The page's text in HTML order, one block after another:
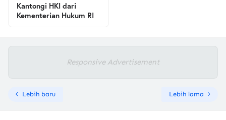
Kantongi HKI dari
Kementerian Hukum RI
Responsive Advertisement
Lebih baru Lebih lama